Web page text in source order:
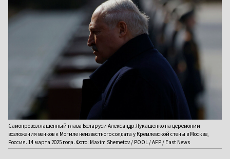
Самопровозглашенный глава Беларуси Александр Лукашенко на церемонии
возложения венков к Могиле неизвестного солдата у Кремлевской стены в Москве,
Россия. 14 марта 2025 года. Фото: Maxim Shemetov / POOL / AFP / East News